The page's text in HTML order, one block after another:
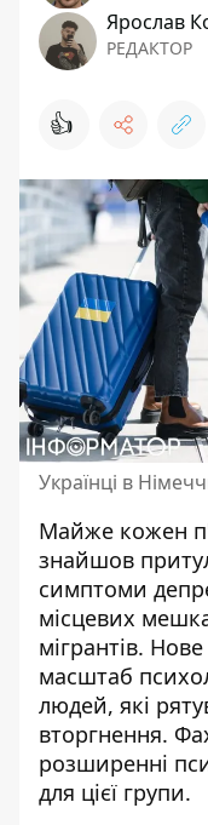
Ярослав
РЕДАКТОР
👍
Українці в
Майже кожен
знайшов
симптоми
місцевих
мігрантів.
масштаб
людей, які
вторгнення.
розширенні
для цієї групи.